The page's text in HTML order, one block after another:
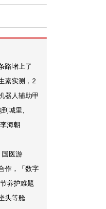
路堵上了
素实测，2
器人辅助甲
城里,
海朝
国医游
作，「数字
养护难题
头等舱